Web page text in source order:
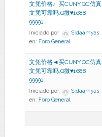
文凭价格♩买CUNY,QC仿真
文凭可靠吗,Q微♥1688
99991,
Iniciado por:
Sidaamyas
en: Foro General
文凭价格◄买CUNY,QC仿真
文凭可靠吗,Q微♥1688
99991,
Iniciado por:
Sidaamyas
en: Foro General